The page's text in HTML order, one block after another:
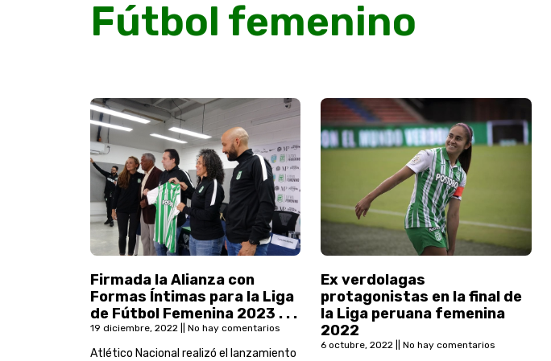
Fútbol femenino
Firmada la Alianza con
Formas Íntimas para la Liga
de Fútbol Femenina 2023 . . .
19 diciembre, 2022 No hay comentarios
Atlético Nacional realizó el lanzamiento
Ex verdolagas
protagonistas en la final de
la Liga peruana femenina
2022
6 octubre, 2022 No hay comentarios